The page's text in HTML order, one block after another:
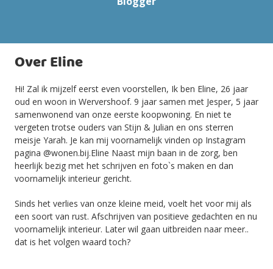
Over Eline
Hi! Zal ik mijzelf eerst even voorstellen, Ik ben Eline, 26 jaar
oud en woon in Wervershoof. 9 jaar samen met Jesper, 5 jaar
samenwonend van onze eerste koopwoning. En niet te
vergeten trotse ouders van Stijn & Julian en ons sterren
meisje Yarah. Je kan mij voornamelijk vinden op Instagram
pagina @wonen.bij.Eline Naast mijn baan in de zorg, ben
heerlijk bezig met het schrijven en foto`s maken en dan
voornamelijk interieur gericht.
Sinds het verlies van onze kleine meid, voelt het voor mij als
een soort van rust. Afschrijven van positieve gedachten en nu
voornamelijk interieur. Later wil gaan uitbreiden naar meer..
dat is het volgen waard toch?